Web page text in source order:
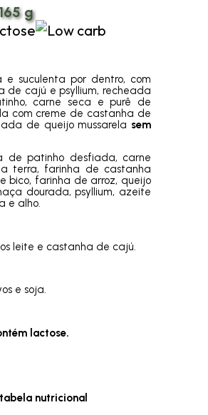
g
e suculenta por dentro, com
de cajú e psyllium, recheada
carne seca e purê de
com creme de castanha de
de queijo mussarela sem
de patinho desfiada, carne
terra, farinha de castanha
bico, farinha de arroz, queijo
dourada, psyllium, azeite
e alho.
leite e castanha de cajú.
e soja.
lactose.
nutricional